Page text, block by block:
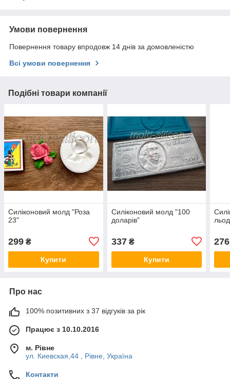
Умови повернення
Повернення товару впродовж 14 днів за домовленістю
Всі умови повернення
Подібні товари компанії
Силіконовий молд "Роза
23"
299 ₴
Купити
Силіконовий молд "100
доларів"
337₴
Купити
276
Про нас
100% позитивних з 37 відгуків за рік
Працює з 10.10.2016
м. Рівне
ул. Киевская,44 , Рівне, Україна
Контакти